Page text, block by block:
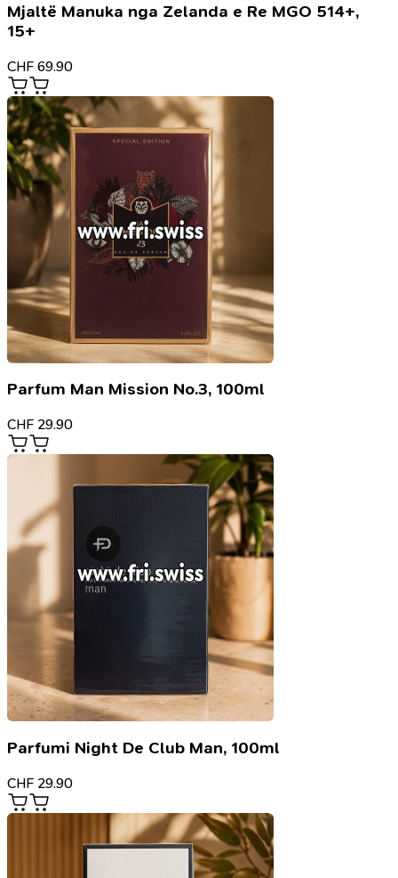
Mjaltë Manuka nga Zelanda e Re MGO 514+,
15+
CHF 69.90
Parfum Man Mission No.3, 100ml
CHF 29.90
Parfumi Night De Club Man, 100ml
CHF 29.90